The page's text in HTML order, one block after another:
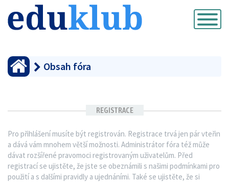
Přepnout
navigaci
Obsah fóra
REGISTRACE
Pro přihlášení musíte být registrován. Registrace trvá jen pár vteřin
a dává vám mnohem větší možnosti. Administrátor fóra též může
dávat rozšířené pravomoci registrovaným uživatelům. Před
registrací se ujistěte, že jste se obeznámili s našimi podmínkami pro
použití a s dalšími pravidly a ujednáními. Také se ujistěte, že si